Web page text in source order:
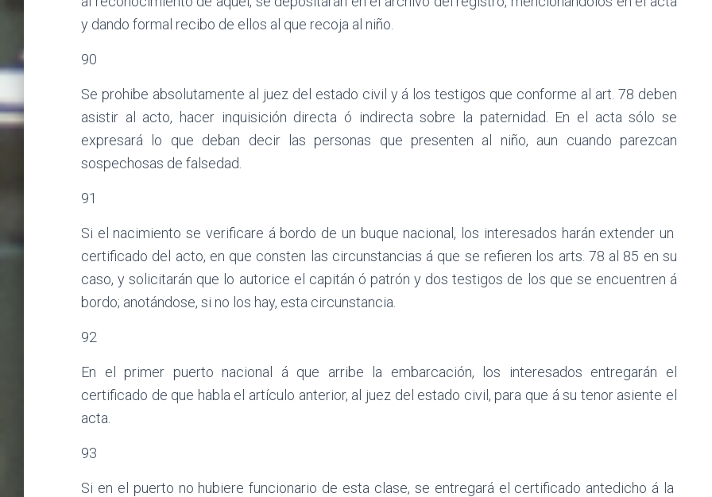
y dando formal recibo de ellos al que recoja al niño.
90
Se prohibe absolutamente al juez del estado civil y á los testigos que conforme al art. 78 deben
asistir al acto, hacer inquisición directa ó indirecta sobre la paternidad. En el acta sólo se
expresará lo que deban decir las personas que presenten al niño, aun cuando parezcan
sospechosas de falsedad.
91
Si el nacimiento se verificare á bordo de un buque nacional, los interesados harán extender un
certificado del acto, en que consten las circunstancias á que se refieren los arts. 78 al 85 en su
caso, y solicitarán que lo autorice el capitán ó patrón y dos testigos de los que se encuentren á
bordo; anotándose, si no los hay, esta circunstancia.
92
En el primer puerto nacional á que arribe la embarcación, los interesados entregarán el
certificado de que habla el artículo anterior, al juez del estado civil, para que á su tenor asiente el
acta.
93
Si en el puerto no hubiere funcionario de esta clase, se entregará el certificado antedicho á la